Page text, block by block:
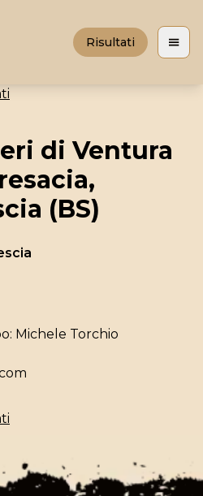
Risultati Apri
di Ventura
(BS)
Michele Torchio